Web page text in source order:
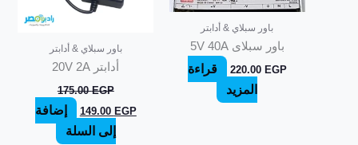
باور سبلاي & أدابتر
باور سبلاى 5V 40A
220.00 EGP
قراءة
المزيد
باور سبلاي & أدابتر
أدابتر 20V 2A
175.00EGP
149.00 EGP
إضافة
إلى السلة